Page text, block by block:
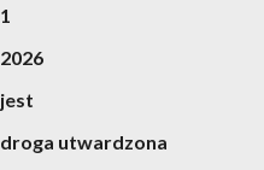
1
2026
jest
droga utwardzona